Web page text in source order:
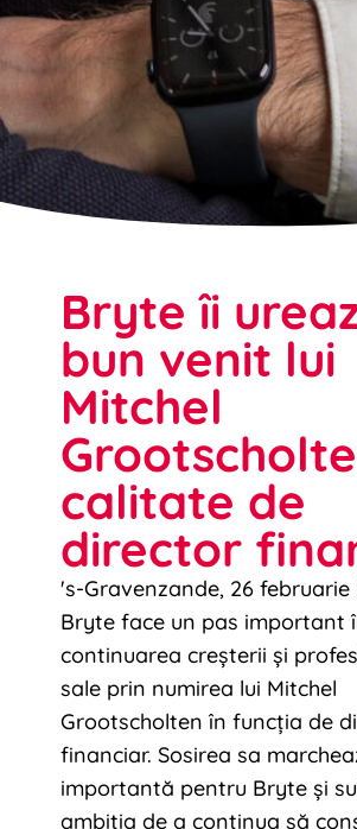
Bryte îi
bun venit lui
Mitchel
calitate de
director
's-Gravenzande, 26 februarie
Bryte face un pas important
continuarea creșterii și
sale prin numirea lui Mitchel
Grootscholten în funcția de
financiar. Sosirea sa
importantă pentru Bryte și
ambiția de a continua să